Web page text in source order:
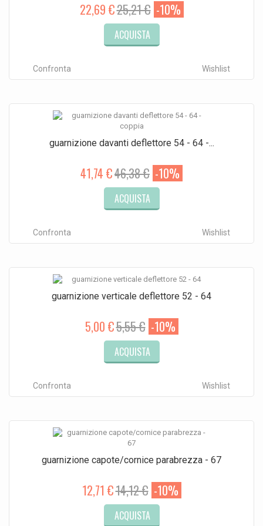
22,69 €25,21 € -10%
ACQUISTA
Wishlist
Confronta
guarnizione davanti deflettore 54 - 64 -...
41,74 €46,38 € -10%
ACQUISTA
Wishlist
Confronta
guarnizione verticale deflettore 52 - 64
5,00 €5,55 € -10%
ACQUISTA
Wishlist
Confronta
guarnizione capote/cornice parabrezza - 67
12,71 €14,12 € -10%
ACQUISTA